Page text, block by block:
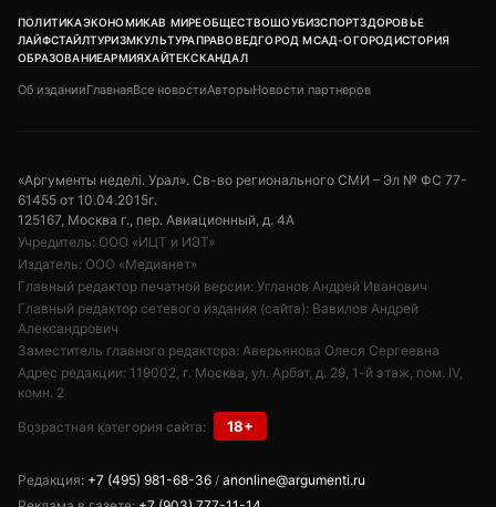
ПОЛИТИКАЭКОНОМИКАВ МИРЕОБЩЕСТВОШОУБИЗСПОРТЗДОРОВЬЕ
ЛАЙФСТАЙЛТУРИЗМКУЛЬТУРАПРАВОВЕДГОРОД МСАД-ОГОРОДИСТОРИЯ
ОБРАЗОВАНИЕАРМИЯХАЙТЕКСКАНДАЛ
Об изданииГлавнаяВсе новостиАвторыНовости партнеров
«Аргументы неделi. Урал». Св-во регионального СМИ – Эл № ФС 77-
61455 от 10.04.2015г.
125167, Москва г., пер. Авиационный, д. 4А
Учредитель: ООО «ИЦТ и ИЭТ»
Издатель: ООО «Медианет»
Главный редактор печатной версии: Угланов Андрей Иванович
Главный редактор сетевого издания (сайта): Вавилов Андрей
Александрович
Заместитель главного редактора: Аверьянова Олеся Сергеевна
Адрес редакции: 119002, г. Москва, ул. Арбат, д. 29, 1-й этаж, пом. IV,
комн. 2
Возрастная категория сайта: 18+
Редакция: +7 (495) 981-68-36 / anonline@argumenti.ru